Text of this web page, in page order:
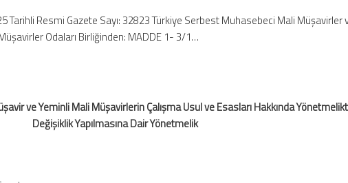
Tarihli Resmi Gazete Sayı: 32823 Türkiye Serbest Muhasebeci Mali Müşavirler
Odaları Birliğinden: MADDE 1- 3/1…
ve Yeminli Mali Müşavirlerin Çalışma Usul ve Esasları Hakkında
Değişiklik Yapılmasına Dair Yönetmelik